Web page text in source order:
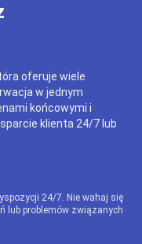
oferuje wiele
w jednym
końcowymi i
klienta 24/7 lub
24/7. Nie wahaj się
lub problemów związanych